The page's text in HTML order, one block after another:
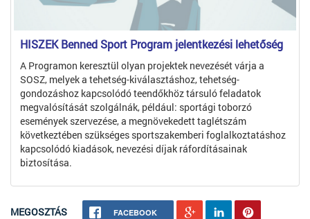
HISZEK Benned Sport Program jelentkezési lehetőség
A Programon keresztül olyan projektek nevezését várja a
SOSZ, melyek a tehetség-kiválasztáshoz, tehetség-
gondozáshoz kapcsolódó teendőkhöz társuló feladatok
megvalósítását szolgálnák, például: sportági toborzó
események szervezése, a megnövekedett taglétszám
következtében szükséges sportszakemberi foglalkoztatáshoz
kapcsolódó kiadások, nevezési díjak ráfordításainak
biztosítása.
MEGOSZTÁS FACEBOOK